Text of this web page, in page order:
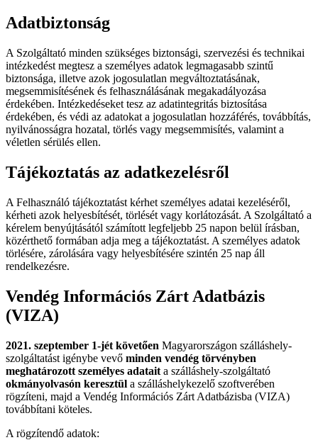
Adatbiztonság
A Szolgáltató minden szükséges biztonsági, szervezési és technikai
intézkedést megtesz a személyes adatok legmagasabb szintű
biztonsága, illetve azok jogosulatlan megváltoztatásának,
megsemmisítésének és felhasználásának megakadályozása
érdekében. Intézkedéseket tesz az adatintegritás biztosítása
érdekében, és védi az adatokat a jogosulatlan hozzáférés, továbbítás,
nyilvánosságra hozatal, törlés vagy megsemmisítés, valamint a
véletlen sérülés ellen.
Tájékoztatás az adatkezelésről
A Felhasználó tájékoztatást kérhet személyes adatai kezeléséről,
kérheti azok helyesbítését, törlését vagy korlátozását. A Szolgáltató a
kérelem benyújtásától számított legfeljebb 25 napon belül írásban,
közérthető formában adja meg a tájékoztatást. A személyes adatok
törlésére, zárolására vagy helyesbítésére szintén 25 nap áll
rendelkezésre.
Vendég Információs Zárt Adatbázis
(VIZA)
2021. szeptember 1-jét követően Magyarországon szálláshely-
szolgáltatást igénybe vevő minden vendég törvényben
meghatározott személyes adatait a szálláshely-szolgáltató
okmányolvasón keresztül a szálláshelykezelő szoftverében
rögzíteni, majd a Vendég Információs Zárt Adatbázisba (VIZA)
továbbítani köteles.
A rögzítendő adatok: